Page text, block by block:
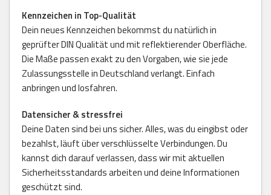
Kennzeichen in Top-Qualität
Dein neues Kennzeichen bekommst du natürlich in
geprüfter DIN Qualität und mit reflektierender Oberfläche.
Die Maße passen exakt zu den Vorgaben, wie sie jede
Zulassungsstelle in Deutschland verlangt. Einfach
anbringen und losfahren.
Datensicher & stressfrei
Deine Daten sind bei uns sicher. Alles, was du eingibst oder
bezahlst, läuft über verschlüsselte Verbindungen. Du
kannst dich darauf verlassen, dass wir mit aktuellen
Sicherheitsstandards arbeiten und deine Informationen
geschützt sind.